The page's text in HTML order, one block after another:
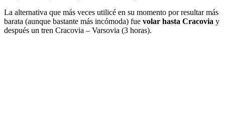
La alternativa que más veces utilicé en su momento por resultar más
barata (aunque bastante más incómoda) fue volar hasta Cracovia y
después un tren Cracovia – Varsovia (3 horas).